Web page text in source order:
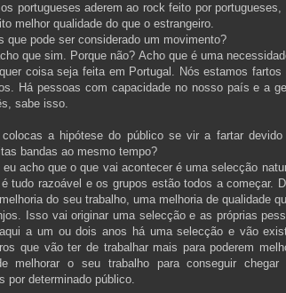
portugueses aderem ao rock feito por
melhor qualidade do que o estrangeiro.
que pode ser considerado um movimento?
que sim. Porque não? Acho que é uma
coisa seja feita em Portugal. Nós estamos
Há pessoas com capacidade no nosso país e a
sabe isso.
a hipótese do público se vir a fartar
bandas ao mesmo tempo?
eu acho que o que vai acontecer é uma selecção
tudo razoável e os grupos estão todos a começar.
do seu trabalho, uma melhoria de qualidade
Isso vai originar uma selecção e as próprias
a um ou dois anos há uma selecção e vão
que vão ter de trabalhar mais para poderem
melhorar o seu trabalho para conseguir
por determinado público.